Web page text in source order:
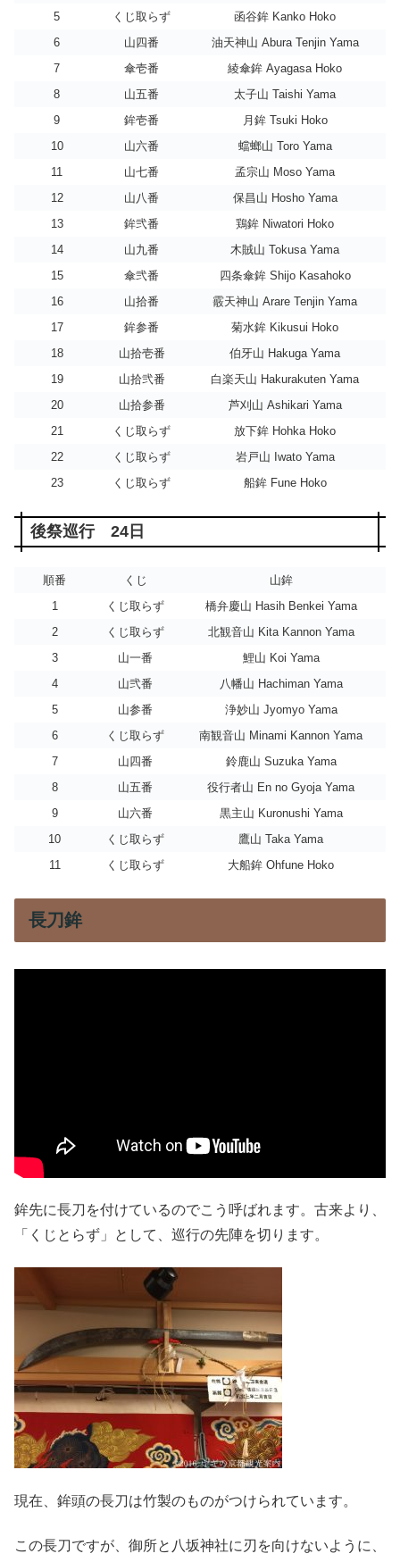
5 くじ取らず
函谷鉾 Kanko Hoko
6
山四番
油天神山 Abura Tenjin Yama
7
傘壱番
綾傘鉾 Ayagasa Hoko
8
山五番
太子山 Taishi Yama
9
鉾壱番
月鉾 Tsuki Hoko
10
山六番
蟷螂山 Toro Yama
11
山七番
孟宗山 Moso Yama
12
山八番
保昌山 Hosho Yama
13
鉾弐番
鶏鉾 Niwatori Hoko
14
山九番
木賊山 Tokusa Yama
15
傘弐番
四条傘鉾 Shijo Kasahoko
16
山拾番
霰天神山 Arare Tenjin Yama
17
鉾参番
菊水鉾 Kikusui Hoko
18
山拾壱番
伯牙山 Hakuga Yama
19
山拾弐番
白楽天山 Hakurakuten Yama
20
山拾参番
芦刈山 Ashikari Yama
21
くじ取らず
放下鉾 Hohka Hoko
22
くじ取らず
岩戸山 Iwato Yama
23
くじ取らず 船鉾 Fune Hoko
後祭巡行 24日
順番 くじ
山鉾
1
くじ取らず
橋弁慶山 Hasih Benkei Yama
2
くじ取らず
北観音山 Kita Kannon Yama
3
山一番
鯉山 Koi Yama
4
山弐番
八幡山 Hachiman Yama
5
山参番
浄妙山 Jyomyo Yama
6
くじ取らず
南観音山 Minami Kannon Yama
7
山四番
鈴鹿山 Suzuka Yama
8
山五番
役行者山 En no Gyoja Yama
9
山六番
黒主山 Kuronushi Yama
10
くじ取らず
鷹山 Taka Yama
11
くじ取らず 大船鉾 Ohfune Hoko
長刀鉾
鉾先に長刀を付けているのでこう呼ばれます。古来より、
「くじとらず」として、巡行の先陣を切ります。
現在、鉾頭の長刀は竹製のものがつけられています。
この長刀ですが、御所と八坂神社に刃を向けないように、